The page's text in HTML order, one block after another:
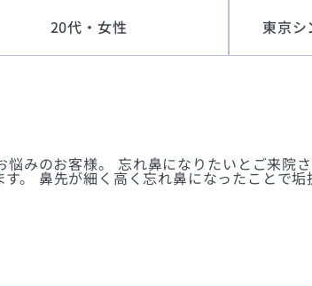
20代・女性 東京
みのお客様。 忘れ鼻になりたいとご来院
。 鼻先が細く高く忘れ鼻になったことで垢